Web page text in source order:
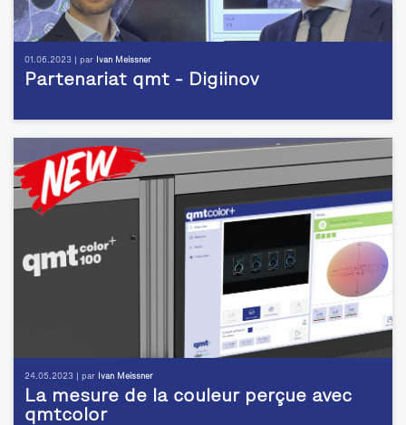
01.06.2023 | par Ivan Meissner
Partenariat qmt - Digiinov
24.05.2023 | par Ivan Meissner
La mesure de la couleur perçue avec
qmtcolor